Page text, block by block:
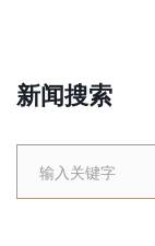
新闻搜索